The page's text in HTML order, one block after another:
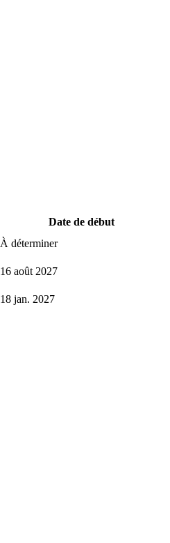
Date de début
À déterminer
16 août 2027
18 jan. 2027